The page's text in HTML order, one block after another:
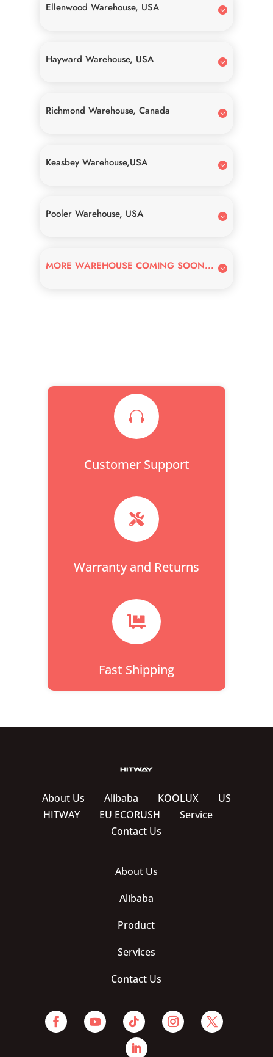
Ellenwood Warehouse, USA
Hayward Warehouse, USA
Richmond Warehouse, Canada
Keasbey Warehouse,USA
Pooler Warehouse, USA
MORE WAREHOUSE COMING SOON...

Customer Support

Warranty and Returns

Fast Shipping
About Us Alibaba KOOLUX
US
HITWAY
EU ECORUSH
Service
Contact Us
About Us
Alibaba
Product
Services
Contact Us